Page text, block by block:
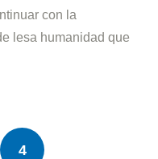
con la
lesa humanidad que
4